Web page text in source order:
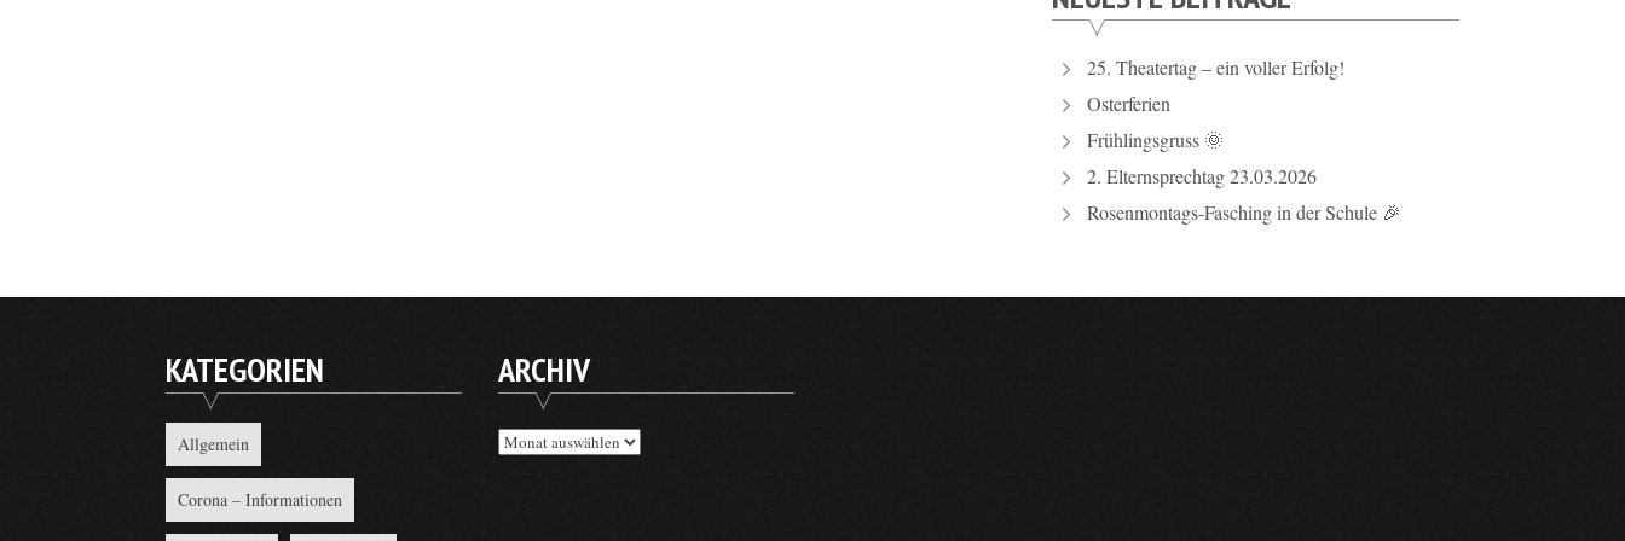
25. Theatertag – ein voller Erfolg!
Osterferien
Frühlingsgruss 🌞
2. Elternsprechtag 23.03.2026
Rosenmontags-Fasching in der Schule 🎉
KATEGORIEN
Allgemein
Corona – Informationen
ARCHIV
Archiv